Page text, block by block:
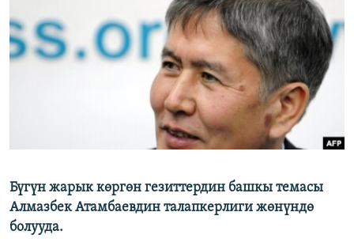
ЭЖЕ-СИҢДИЛЕР
АЗАТТЫК+
ОНЛАЙН ШЕРИНЕ
ЭЕ/АРнун бардык сайттары
Бүгүн жарык көргөн гезиттердин башкы темасы
Алмазбек Атамбаевдин талапкерлиги жөнүндө
болууда.